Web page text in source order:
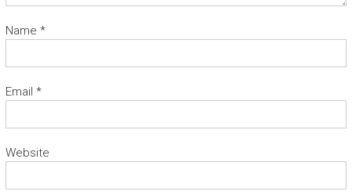
Name *
Email *
Website